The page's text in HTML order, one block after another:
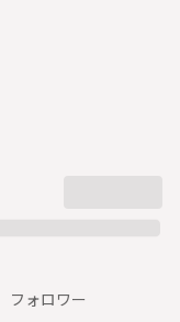
フォロワー